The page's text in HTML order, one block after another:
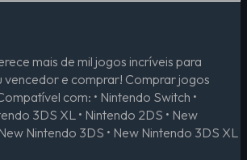
mais de mil jogos incríveis para
vencedor e comprar! Comprar jogos
com: • Nintendo Switch •
3DS XL • Nintendo 2DS • New
Nintendo 3DS • New Nintendo 3DS XL